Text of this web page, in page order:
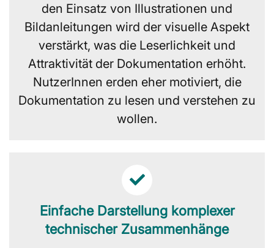
den Einsatz von Illustrationen und
Bildanleitungen wird der visuelle Aspekt
verstärkt, was die Leserlichkeit und
Attraktivität der Dokumentation erhöht.
NutzerInnen erden eher motiviert, die
Dokumentation zu lesen und verstehen zu
wollen.
Einfache Darstellung komplexer
technischer Zusammenhänge